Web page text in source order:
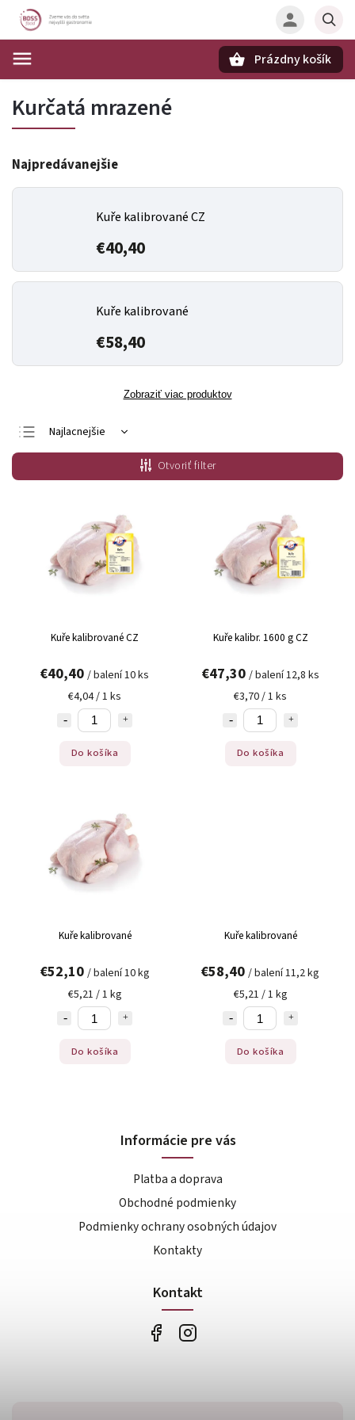
Prázdny košík
Kurčatá mrazené
Najpredávanejšie
Kuře kalibrované CZ
€40,40
Kuře kalibrované
€58,40
Zobraziť viac produktov
Najlacnejšie
Najdrahšie
Najpredávanejšie
Otvoriť filter
Kuře kalibrované CZ
€40,40 / balení 10 ks
€4,04 / 1 ks
Do košíka
Kuře kalibr. 1600 g CZ
€47,30 / balení 12,8 ks
€3,70 / 1 ks
Do košíka
Kuře kalibrované
€52,10 / balení 10 kg
€5,21 / 1 kg
Do košíka
Kuře kalibrované
€58,40 / balení 11,2 kg
€5,21 / 1 kg
Do košíka
Informácie pre vás
Platba a doprava
Obchodné podmienky
Podmienky ochrany osobných údajov
Kontakty
Kontakt